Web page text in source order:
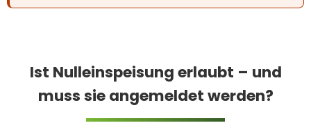
Ist Nulleinspeisung erlaubt – und
muss sie angemeldet werden?